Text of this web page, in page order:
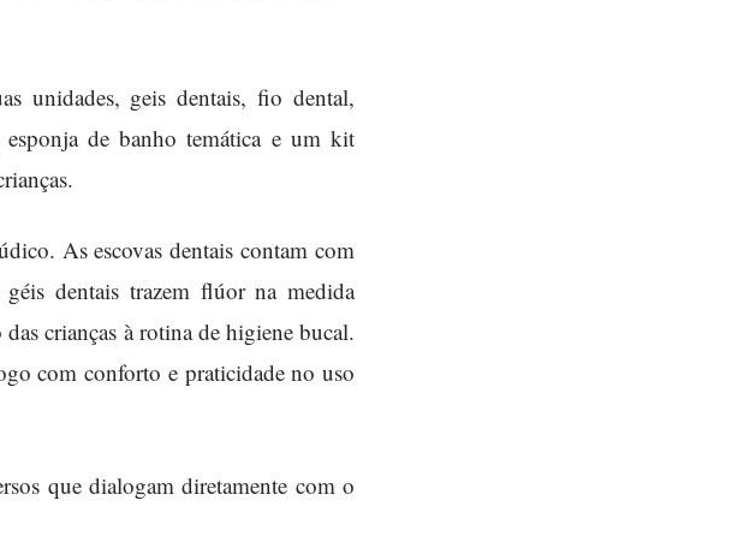
unidades, geis dentais, fio dental,
esponja de banho temática e um kit
As escovas dentais contam com
géis dentais trazem flúor na medida
crianças à rotina de higiene bucal.
com conforto e praticidade no uso
que dialogam diretamente com o